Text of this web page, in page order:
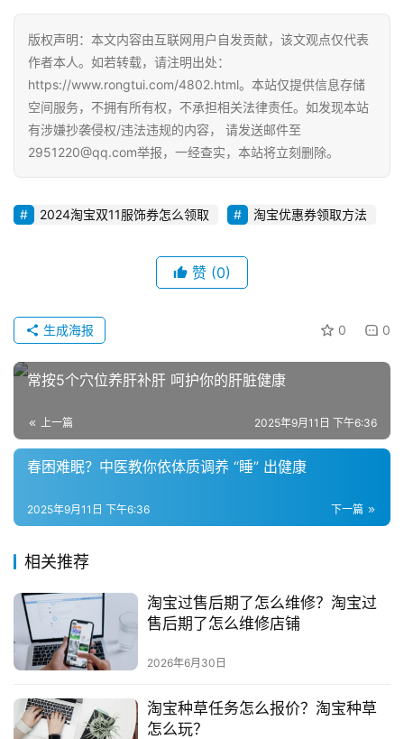
O
优
化
观
电
直
带
引
流
广
私
社
群
问
答
社
版权声明：本文内容由互联网用户自发贡献，该文观点仅代表
作者本人。如若转载，请注明出处：
https://www.rongtui.com/4802.html。本站仅提供信息存储
空间服务，不拥有所有权，不承担相关法律责任。如发现本站
有涉嫌抄袭侵权/违法违规的内容， 请发送邮件至
2951220@qq.com举报，一经查实，本站将立刻删除。
2024淘宝双11服饰券怎么领取 淘宝优惠券领取方法
赞 (0)
0 0
生成海报
常按5个穴位养肝补肝 呵护你的肝脏健康
上一篇 2025年9月11日 下午6:36
春困难眠？中医教你依体质调养 “睡” 出健康
下一篇
2025年9月11日 下午6:36
相关推荐
淘宝过售后期了怎么维修？淘宝过
售后期了怎么维修店铺
2026年6月30日
淘宝种草任务怎么报价？淘宝种草
怎么玩？